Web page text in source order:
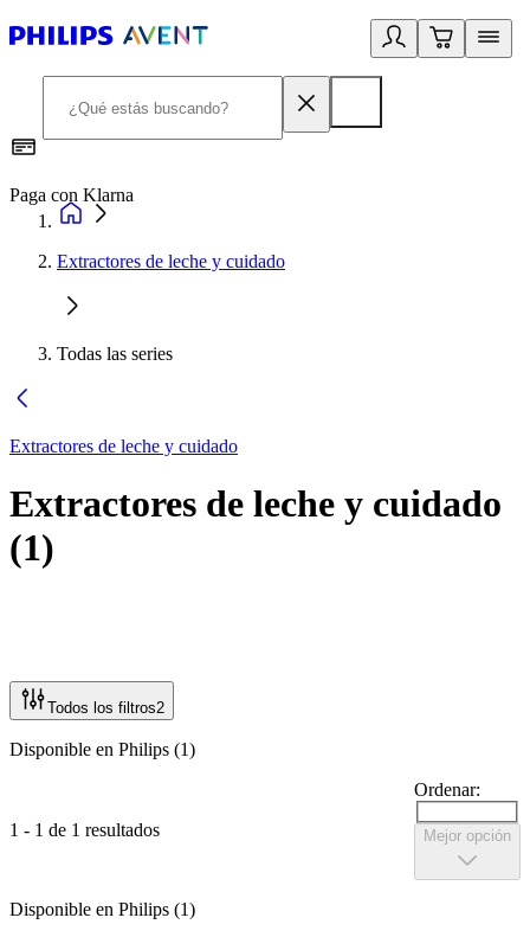
Paga con Klarna
Extractores de leche y cuidado
Todas las series
Extractores de leche y cuidado
Extractores de leche y cuidado
(1)
Todos los filtros2
Disponible en Philips (1)
1 - 1 de 1 resultados
Ordenar:
Mejor opción
Disponible en Philips (1)